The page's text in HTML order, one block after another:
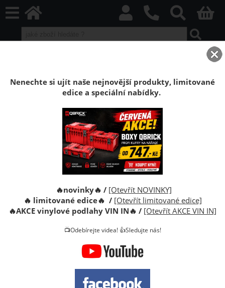
Kufr Qbrick System PRO Technician Case 2.0 RED
Kufr na nářadí Qbrick System PRO
Technician Case 2.0 RED Ultra HD Custom
Kufr na nářadí Qbrick System PRO Technician Case 2.0
RED Ultra HD Custom
Nenechte si ujít naše nejnovější produkty, limitované
edice a speciální nabídky.
🔥novinky🔥 / [Otevřít NOVINKY]
🔥 limitované edice🔥 / [Otevřít limitované edice]
🔥AKCE vinylové podlahy VIN IN🔥 / [Otevřít AKCE VIN IN]
📺Odebírejte videa! 👍Sledujte nás!